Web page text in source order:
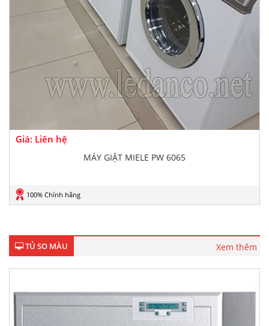
Giá: Liên hệ
MÁY GIẶT MIELE PW 6065
100% Chính hãng
TỦ SO MÀU Xem thêm